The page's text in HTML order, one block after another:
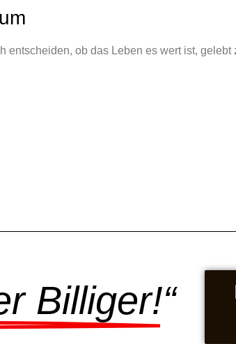
ob das Leben es wert ist,
Billiger!“